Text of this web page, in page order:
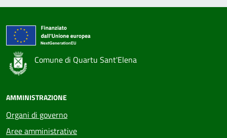
Comune di Quartu Sant'Elena
AMMINISTRAZIONE
Organi di governo
Aree amministrative